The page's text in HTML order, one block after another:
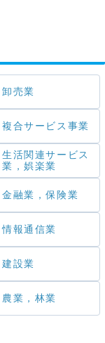
卸売業
複合サービス事業
生活関連サービス
業，娯楽業
金融業，保険業
情報通信業
建設業
農業，林業